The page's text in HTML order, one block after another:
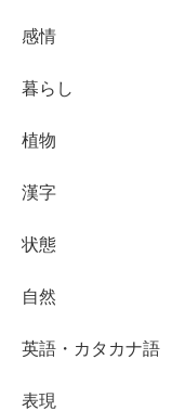
感情
暮らし
植物
漢字
状態
自然
英語・カタカナ語
表現